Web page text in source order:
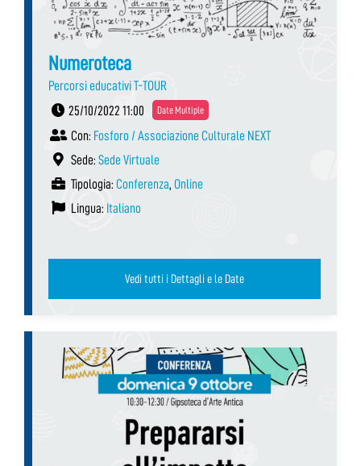
Numeroteca
Percorsi educativi T-TOUR
25/10/2022 11:00
Date Multiple
Con: Fosforo / Associazione Culturale NEXT
Sede: Sede Virtuale
Tipologia: Conferenza, Online
Lingua: Italiano
Vedi tutti i Dettagli e le Date